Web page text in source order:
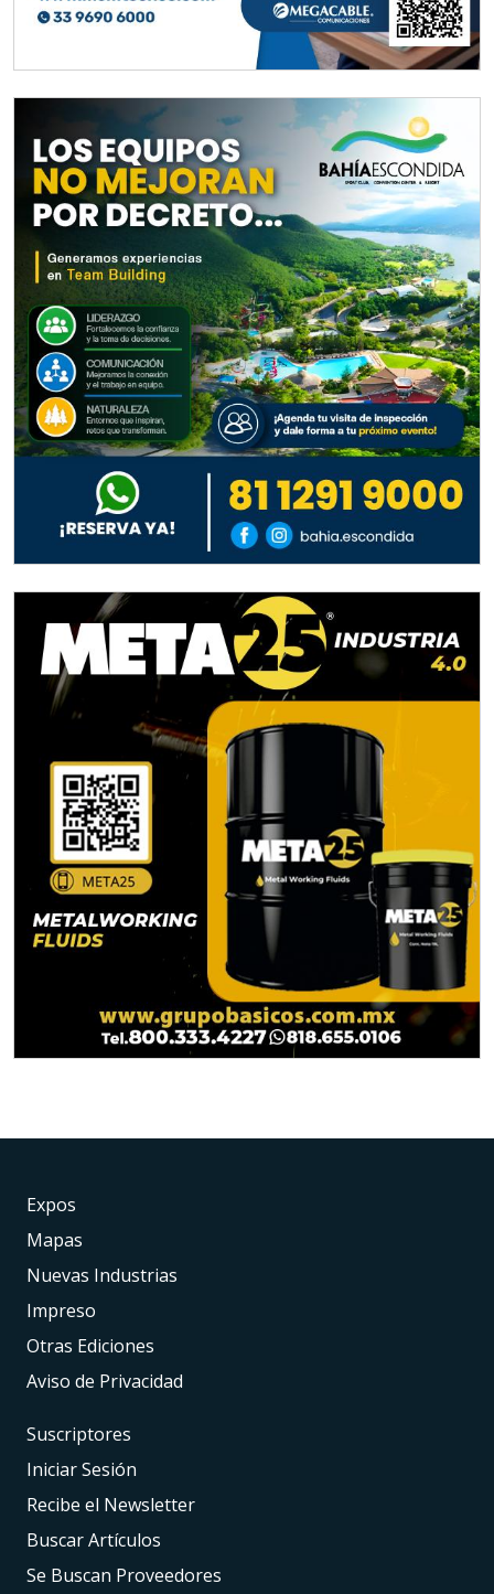
Expos
Mapas
Nuevas Industrias
Impreso
Otras Ediciones
Aviso de Privacidad
Suscriptores
Iniciar Sesión
Recibe el Newsletter
Buscar Artículos
Se Buscan Proveedores